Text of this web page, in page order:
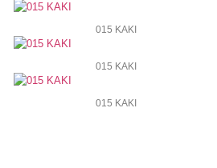
015 KAKI
015 KAKI
015 KAKI